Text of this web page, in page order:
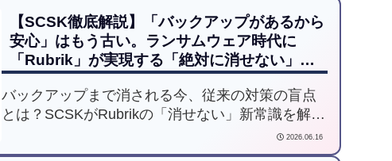
【SCSK徹底解説】「バックアップがあるから
安心」はもう古い。ランサムウェア時代に
「Rubrik」が実現する「絶対に消せない」バ
ックアップの新常識。
バックアップまで消される今、従来の対策の盲点
とは？SCSKがRubrikの「消せない」新常識を解
説。 攻撃者が狙うバックアップデータをどう守り
抜くか。不変（イミュータブル）技術の仕組みか
2026.06.16